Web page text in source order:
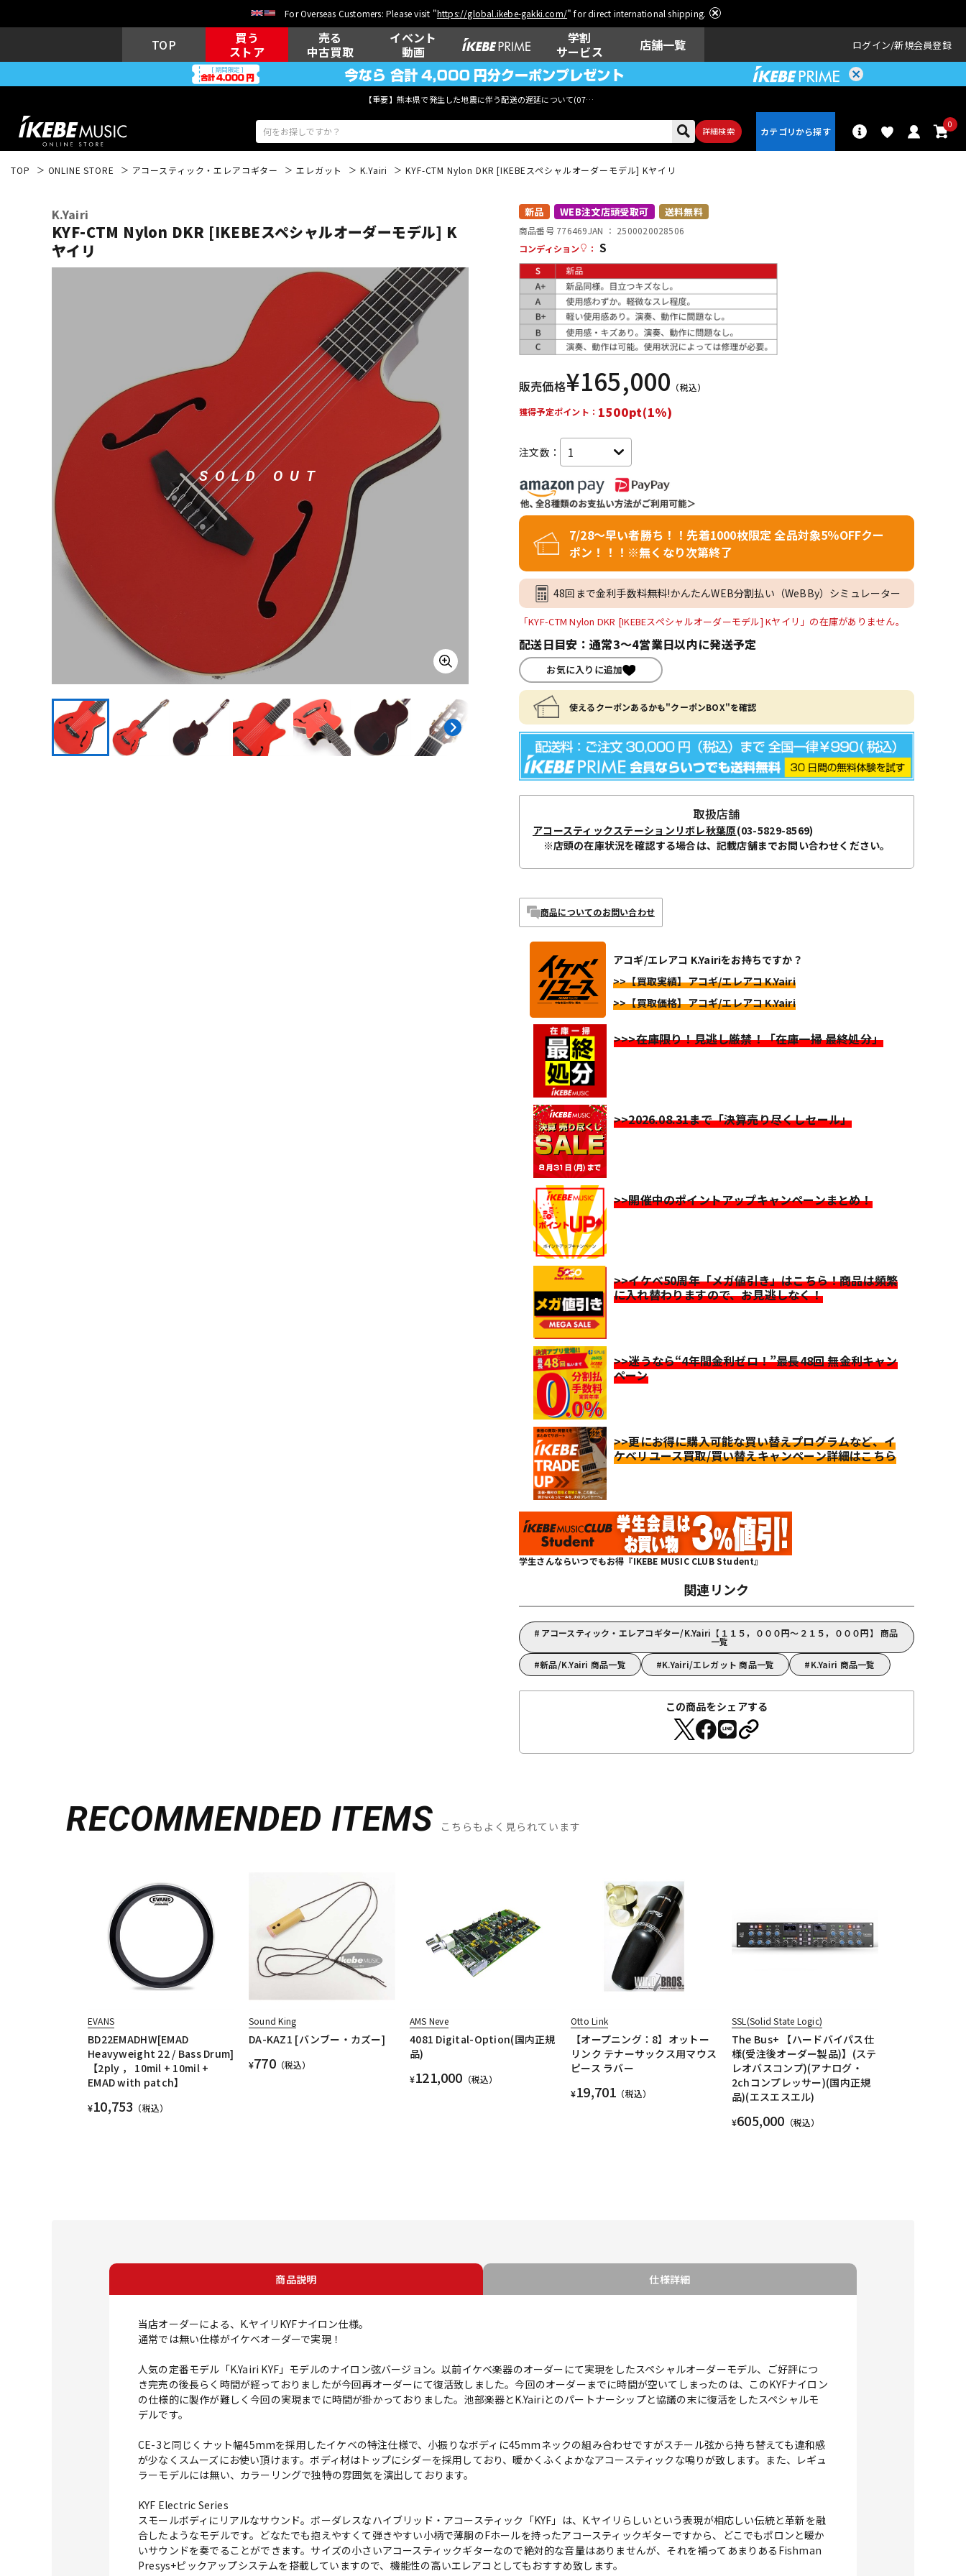
For Overseas Customers: Please visit "https://global.ikebe-gakki.com/" for direct international shipping.
TOP
買う
ストア
売る
中古買取
イベント
動画
学割
サービス
店舗一覧 ログイン 新規会員登録
【重要】熊本県で発生した地震に伴う配送の遅延について(07月29日
詳細検索
0
ウクレレ ドラム
キーボード 電子ピアノ 管楽器 その他楽器
DTM DTM オンラ
イン納品
レコーディン
グ機器
配信/ライブ
機器
中古 ヴィンテージ
TOP ONLINE STORE アコースティック・エレアコギター エレガット K.Yairi KYF-CTM Nylon DKR [IKEBEスペシャルオーダーモデル] Kヤイリ
K.Yairi
KYF-CTM Nylon DKR [IKEBEスペシャルオーダーモデル] K
ヤイリ
SOLD OUT
新品 WEB注文店頭受取可 送料無料
商品番号 776469JAN ： 2500020028506
コンディション
： S
販売価格¥165,000 （税込）
獲得予定ポイント： 1500pt(1%)
注文数：
7/28～早い者勝ち！！先着1000枚限定 全品対象5％OFFクー
ポン！！！※無くなり次第終了
48回まで金利手数料無料!かんたんWEB分割払い（WeBBy）シミュレーター
「KYF-CTM Nylon DKR [IKEBEスペシャルオーダーモデル] Kヤイリ」の在庫がありません。
配送日目安：通常3～4営業日以内に発送予定
お気に入りに追加
使えるクーポンあるかも"クーポンBOX"を確認
取扱店舗
アコースティックステーションリボレ秋葉原(03-5829-8569)
※店頭の在庫状況を確認する場合は、記載店舗までお問い合わせください。
商品についてのお問い合わせ
アコギ/エレアコ K.Yairiをお持ちですか？
>>【買取実績】アコギ/エレアコ K.Yairi
>>【買取価格】アコギ/エレアコ K.Yairi
>>>在庫限り！見逃し厳禁！「在庫一掃 最終処分」
>>2026.08.31まで「決算売り尽くしセール」
>>開催中のポイントアップキャンペーンまとめ！
>>イケベ50周年「メガ値引き」はこちら！商品は頻繁
に入れ替わりますので、お見逃しなく！
>>迷うなら“4年間金利ゼロ！”最長48回 無金利キャン
ペーン
>>更にお得に購入可能な買い替えプログラムなど、イ
ケベリユース買取/買い替えキャンペーン詳細はこちら
学生さんならいつでもお得『IKEBE MUSIC CLUB Student』
関連リンク
アコースティック・エレアコギター/K.Yairi【１１５，０００円～２１５，０００円】 商品
一覧
新品/K.Yairi 商品一覧
K.Yairi/エレガット 商品一覧 K.Yairi 商品一覧
この商品をシェアする
RECOMMENDED ITEMS こちらもよく見られています
EVANS
BD22EMADHW[EMAD
Heavyweight 22 / Bass Drum]
【2ply ， 10mil + 10mil +
EMAD with patch】
¥10,753 （税込）
Sound King
DA-KAZ1 [バンブー・カズー]
¥770（税込）
AMS Neve
4081 Digital-Option(国内正規
品)
¥121,000 （税込）
Otto Link
【オープニング：8】オットー
リンク テナーサックス用マウス
ピース ラバー
¥19,701 （税込）
SSL(Solid State Logic)
The Bus+ 【ハードバイパス仕
様(受注後オーダー製品)】(ステ
レオバスコンプ)(アナログ・
2chコンプレッサー)(国内正規
品)(エスエスエル)
¥605,000 （税込）
商品説明 仕様詳細
当店オーダーによる、K.ヤイリKYFナイロン仕様。
通常では無い仕様がイケベオーダーで実現！
人気の定番モデル「K.Yairi KYF」モデルのナイロン弦バージョン。以前イケベ楽器のオーダーにて実現をしたスペシャルオーダーモデル、ご好評につ
き完売の後長らく時間が経っておりましたが今回再オーダーにて復活致しました。今回のオーダーまでに時間が空いてしまったのは、このKYFナイロン
の仕様的に製作が難しく今回の実現までに時間が掛かっておりました。池部楽器とK.Yairiとのパートナーシップと協議の末に復活をしたスペシャルモ
デルです。
CE-3と同じくナット幅45mmを採用したイケベの特注仕様で、小振りなボディに45mmネックの組み合わせですがスチール弦から持ち替えても違和感
が少なくスムーズにお使い頂けます。ボディ材はトップにシダーを採用しており、暖かくふくよかなアコースティックな鳴りが致します。また、レギュ
ラーモデルには無い、カラーリングで独特の雰囲気を演出しております。
KYF Electric Series
スモールボディにリアルなサウンド。ボーダレスなハイブリッド・アコースティック「KYF」は、K.ヤイリらしいという表現が相応しい伝統と革新を融
合したようなモデルです。どなたでも抱えやすくて弾きやすい小柄で薄胴のFホールを持ったアコースティックギターですから、どこでもポロンと暖か
いサウンドを奏でることができます。サイズの小さいアコースティックギターなので絶対的な音量はありませんが、それを補ってあまりあるFishman
Presys+ピックアップシステムを搭載していますので、機能性の高いエレアコとしてもおすすめ致します。